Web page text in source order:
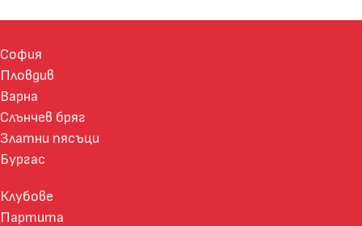
София
Пловдив
Варна
Слънчев бряг
Златни пясъци
Бургас
Клубове
Партита